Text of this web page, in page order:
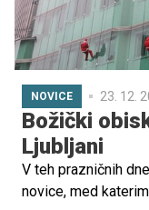
NOVICE 23. 12.
Božički
Ljubljani
V teh prazničnih
novice, med